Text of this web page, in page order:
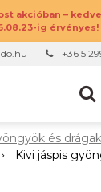
akcióban –
ig érvényes!
+36 5
és
Kivi jáspis